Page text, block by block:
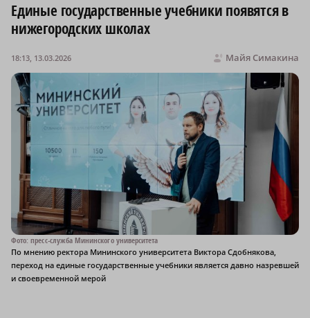
Единые государственные учебники появятся в
нижегородских школах
Майя Симакина
18:13, 13.03.2026
Фото: пресс-служба Мининского университета
По мнению ректора Мининского университета Виктора Сдобнякова,
переход на единые государственные учебники является давно назревшей
и своевременной мерой